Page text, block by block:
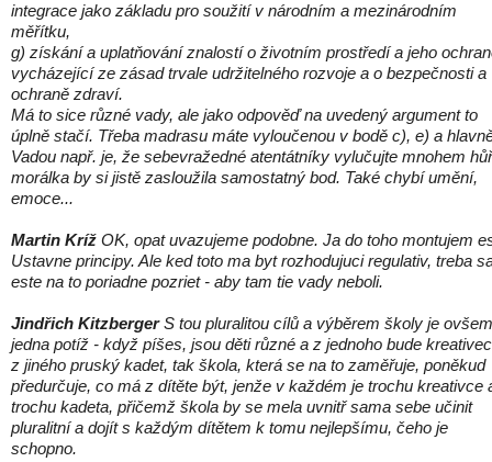
integrace jako základu pro soužití v národním a mezinárodním
měřítku,
g) získání a uplatňování znalostí o životním prostředí a jeho
vycházející ze zásad trvale udržitelného rozvoje a o bezpečnosti a
ochraně zdraví.
Má to sice různé vady, ale jako odpověď na uvedený argument to
úplně stačí. Třeba madrasu máte vyloučenou v bodě c), e) a
Vadou např. je, že sebevražedné atentátníky vylučujte mnohem
morálka by si jistě zasloužila samostatný bod. Také chybí umění,
emoce...
Martin Kríž OK, opat uvazujeme podobne. Ja do toho montujem
Ustavne principy. Ale ked toto ma byt rozhodujuci regulativ, treba
este na to poriadne pozriet - aby tam tie vady neboli.
Jindřich KitzbergerS tou pluralitou cílů a výběrem školy je ovšem
jedna potíž - když píšes, jsou děti různé a z jednoho bude
z jiného pruský kadet, tak škola, která se na to zaměřuje, poněkud
předurčuje, co má z dítěte být, jenže v každém je trochu kreativce
trochu kadeta, přičemž škola by se mela uvnitř sama sebe učinit
pluralitní a dojít s každým dítětem k tomu nejlepšímu, čeho je
schopno.